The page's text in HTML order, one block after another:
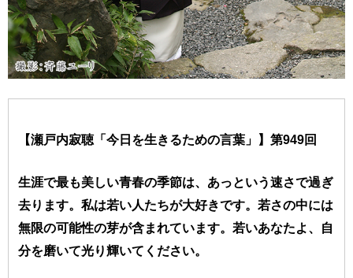
【瀬戸内寂聴「今日を生きるための言葉」】第949回
生涯で最も美しい青春の季節は、あっという速さで過ぎ
去ります。私は若い人たちが大好きです。若さの中には
無限の可能性の芽が含まれています。若いあなたよ、自
分を磨いて光り輝いてください。